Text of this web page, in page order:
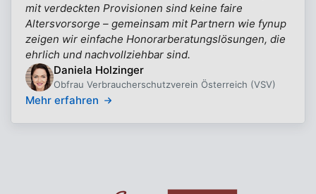
mit verdeckten Provisionen sind keine faire
Altersvorsorge – gemeinsam mit Partnern wie fynup
zeigen wir einfache Honorarberatungslösungen, die
ehrlich und nachvollziehbar sind.
Daniela Holzinger
Obfrau Verbraucherschutzverein Österreich (VSV)
Mehr erfahren